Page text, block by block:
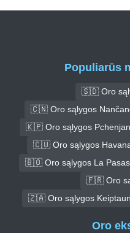
Populiarūs
🇸🇩 Oro
🇨🇳 Oro sąlygos
🇰🇵 Oro sąlygos
🇨🇺 Oro sąlygos
🇧🇴 Oro sąlygos La Pasas
🇫🇷 Oro
🇿🇦 Oro sąlygos
Oro